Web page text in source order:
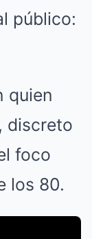
público:
quien
discreto
foco
los 80.